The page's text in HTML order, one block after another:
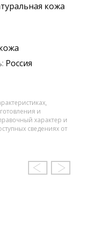
кожа
Россия
и
характер и
сведениях от